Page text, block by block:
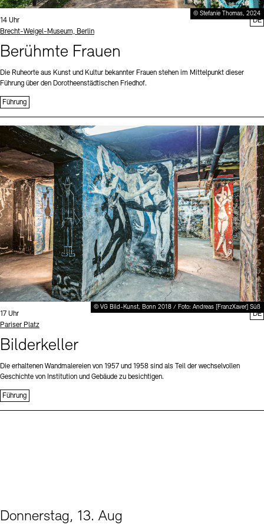
© Stefanie Thomas, 2024
Uhrzeit:
14 Uhr
Standort
Brecht-Weigel-Museum, Berlin
Berühmte Frauen
Die Ruheorte aus Kunst und Kultur bekannter Frauen stehen im Mittelpunkt dieser
Führung über den Dorotheenstädtischen Friedhof.
Führung
DE
© VG Bild-Kunst, Bonn 2018 / Foto: Andreas [FranzXaver] Süß
Uhrzeit:
17 Uhr
Standort
Pariser Platz
Bilderkeller
Die erhaltenen Wandmalereien von 1957 und 1958 sind als Teil der wechselvollen
Geschichte von Institution und Gebäude zu besichtigen.
Führung
DE
Donnerstag, 13. Aug